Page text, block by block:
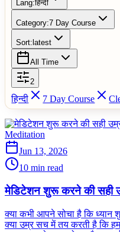
Lang:हिन्दी
Category:7 Day Course
Sort: latest
All Time
2
हिन्दी 7 Day Course
Meditation
Jun 13, 2026
10 min read
मेडिटेशन शुरू करने की सही
क्या कभी आपने सोचा है कि
क्या उम्र सच में तय करती है कि